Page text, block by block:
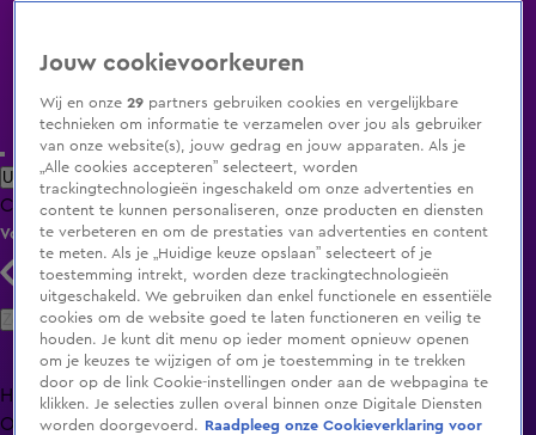
Uitzending Gemist Populaire programma's Zenders Genres
ClipsFilmsRadioSmart TV inlogShop
Volg KIJK
Zoeken
HomeUitzending Gemist Programma's De Bondgenoten
OranjezomerLivestreamsShop
Jouw cookievoorkeuren
Wij en onze29 partners gebruiken cookies en vergelijkbare
technieken om informatie te verzamelen over jou als gebruiker
van onze website(s), jouw gedrag en jouw apparaten. Als je
„Alle cookies accepteren” selecteert, worden
trackingtechnologieën ingeschakeld om onze advertenties en
content te kunnen personaliseren, onze producten en diensten
te verbeteren en om de prestaties van advertenties en content
te meten. Als je „Huidige keuze opslaan” selecteert of je
toestemming intrekt, worden deze trackingtechnologieën
uitgeschakeld. We gebruiken dan enkel functionele en essentiële
cookies om de website goed te laten functioneren en veilig te
houden. Je kunt dit menu op ieder moment opnieuw openen
om je keuzes te wijzigen of om je toestemming in te trekken
door op de link Cookie-instellingen onder aan de webpagina te
klikken. Je selecties zullen overal binnen onze Digitale Diensten
worden doorgevoerd.
Raadpleeg onze Cookieverklaring voor